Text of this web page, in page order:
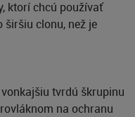
ktorí chcú používať
clonu, než je
tvrdú škrupinu
na ochranu